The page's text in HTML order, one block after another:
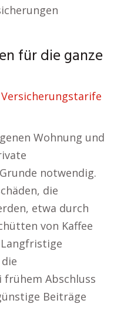
für die ganze
Wohnung und
notwendig.
die
etwa durch
von Kaffee
frühem Abschluss
Beiträge